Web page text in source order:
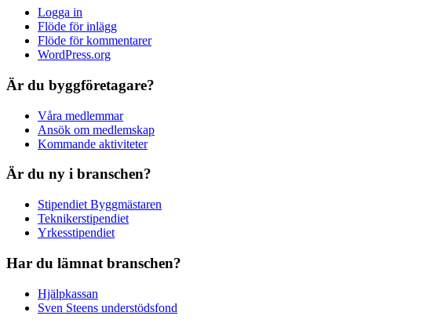
Logga in
Flöde för inlägg
Flöde för kommentarer
WordPress.org
Är du byggföretagare?
Våra medlemmar
Ansök om medlemskap
Kommande aktiviteter
Är du ny i branschen?
Stipendiet Byggmästaren
Teknikerstipendiet
Yrkesstipendiet
Har du lämnat branschen?
Hjälpkassan
Sven Steens understödsfond